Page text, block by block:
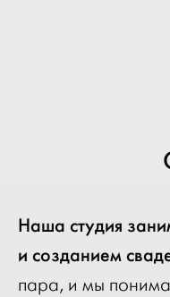
Наша студия
и созданием
пара, и мы